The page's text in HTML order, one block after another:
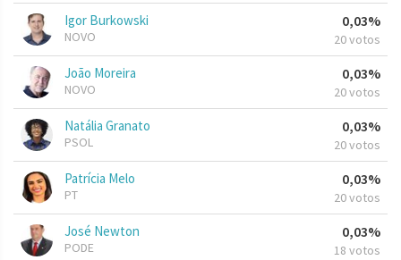
Igor Burkowski
NOVO
0,03%
20 votos
João Moreira
NOVO
0,03%
20 votos
Natália Granato
PSOL
0,03%
20 votos
Patrícia Melo
PT
0,03%
20 votos
José Newton
PODE
0,03%
18 votos